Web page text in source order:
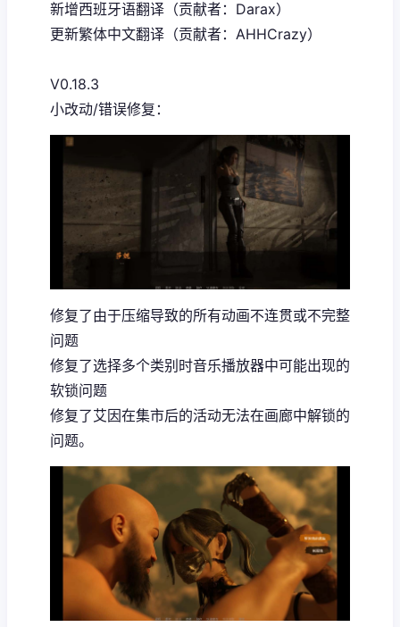
新增西班牙语翻译（贡献者：Darax）
更新繁体中文翻译（贡献者：AHHCrazy）
V0.18.3
小改动/错误修复：
修复了由于压缩导致的所有动画不连贯或不完整
问题
修复了选择多个类别时音乐播放器中可能出现的
软锁问题
修复了艾因在集市后的活动无法在画廊中解锁的
问题。